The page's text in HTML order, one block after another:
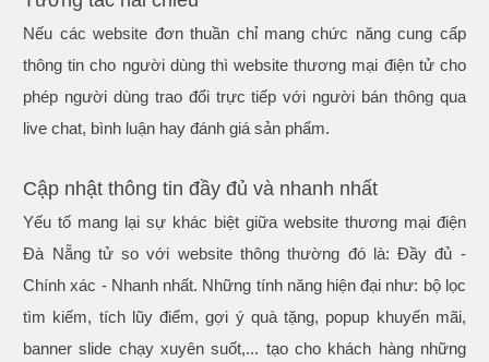
Nếu các website đơn thuần chỉ mang chức năng cung cấp
thông tin cho người dùng thì website thương mại điện tử cho
phép người dùng trao đổi trực tiếp với người bán thông qua
live chat, bình luận hay đánh giá sản phẩm.
Cập nhật thông tin đầy đủ và nhanh nhất
Yếu tố mang lại sự khác biệt giữa website thương mại điện
Đà Nẵng tử so với website thông thường đó là: Đầy đủ -
Chính xác - Nhanh nhất. Những tính năng hiện đại như: bộ lọc
tìm kiếm, tích lũy điểm, gợi ý quà tặng, popup khuyến mãi,
banner slide chạy xuyên suốt,... tạo cho khách hàng những